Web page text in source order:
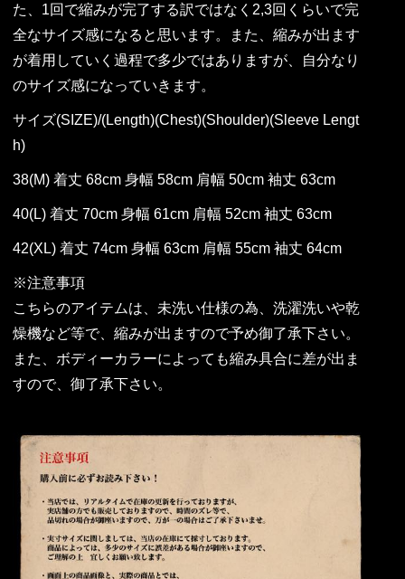
た、1回で縮みが完了する訳ではなく2,3回くらいで完
全なサイズ感になると思います。また、縮みが出ます
が着用していく過程で多少ではありますが、自分なり
のサイズ感になっていきます。
サイズ(SIZE)/(Length)(Chest)(Shoulder)(Sleeve Lengt
h)
38(M) 着丈 68cm 身幅 58cm 肩幅 50cm 袖丈 63cm
40(L) 着丈 70cm 身幅 61cm 肩幅 52cm 袖丈 63cm
42(XL) 着丈 74cm 身幅 63cm 肩幅 55cm 袖丈 64cm
※注意事項
こちらのアイテムは、未洗い仕様の為、洗濯洗いや乾
燥機など等で、縮みが出ますので予め御了承下さい。
また、ボディーカラーによっても縮み具合に差が出ま
すので、御了承下さい。